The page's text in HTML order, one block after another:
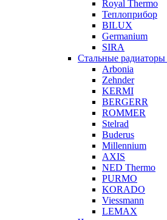
Royal Thermo
Теплоприбор
BILUX
Germanium
SIRA
Стальные радиаторы
Arbonia
Zehnder
KERMI
BERGERR
ROMMER
Stelrad
Buderus
Millennium
AXIS
NED Thermo
PURMO
KORADO
Viessmann
LEMAX